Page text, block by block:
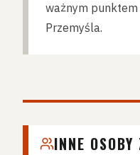
ważnym punktem
Przemyśla.
INNE